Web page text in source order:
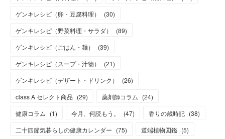
ゲンキレシピ（卵・豆腐料理）
(30)
ゲンキレシピ（野菜料理・サラダ）
(89)
ゲンキレシピ（ごはん・麺）
(39)
ゲンキレシピ（スープ・汁物）
(21)
ゲンキレシピ（デザート・ドリンク）
(26)
class A セレクト商品 (29) 薬剤師コラム (24)
健康コラム (1) 今月、何読もう。 (47) 香りの歳時記 (38)
二十四節気暮らしの健康カレンダー (75) 道端植物図鑑 (5)